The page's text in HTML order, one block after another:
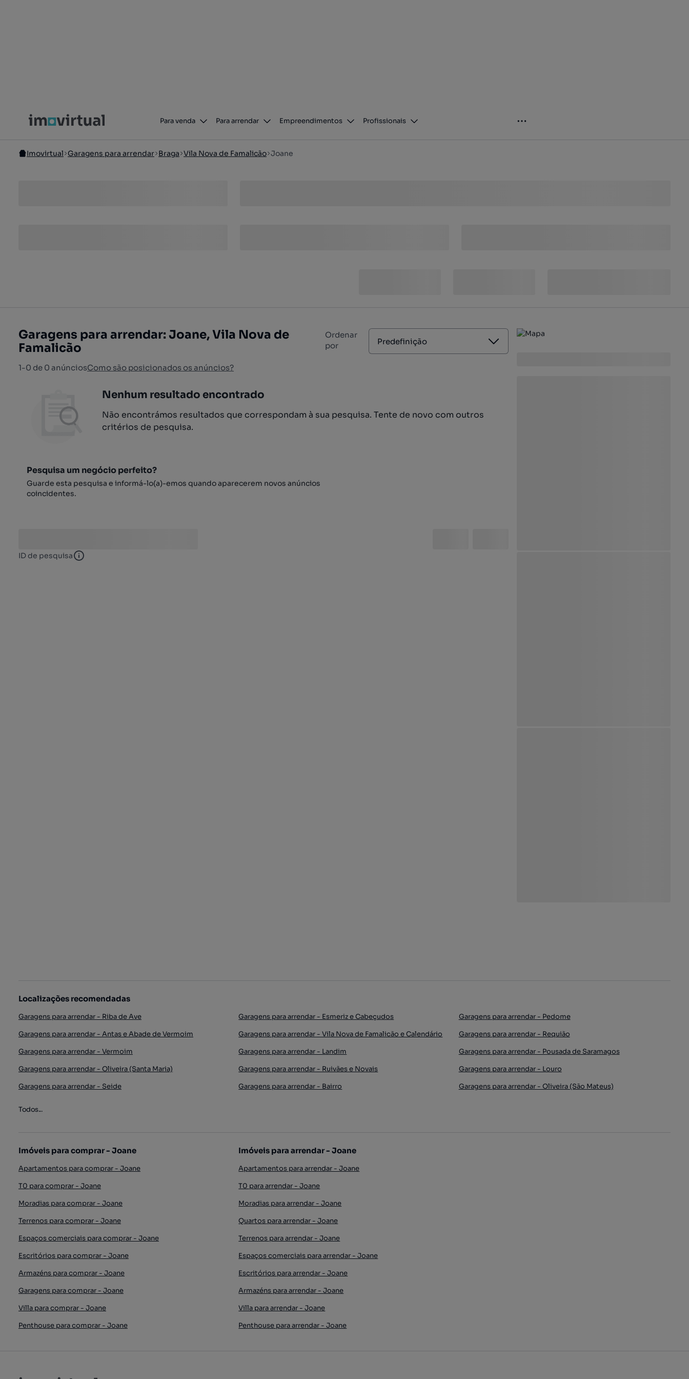
Para venda Para arrendar Empreendimentos Profissionais
Imovirtual Garagens para arrendar Braga Vila Nova de Famalicão Joane
Garagens para arrendar: Joane, Vila Nova de
Famalicão
1-0 de 0 anúnciosComo são posicionados os anúncios?
Ordenar
por
Predefinição
Nenhum resultado encontrado
Não encontrámos resultados que correspondam à sua pesquisa. Tente de novo com outros
critérios de pesquisa.
Pesquisa um negócio perfeito?
Guarde esta pesquisa e informá-lo(a)-emos quando aparecerem novos anúncios
coincidentes.
ID de pesquisa ID de pesquisa
Localizações recomendadas
Garagens para arrendar - Riba de Ave Garagens para arrendar - Esmeriz e Cabeçudos
Garagens para arrendar - Pedome
Garagens para arrendar - Antas e Abade de Vermoim
Garagens para arrendar - Vila Nova de Famalicão e Calendário
Garagens para arrendar - Requião
Garagens para arrendar - Vermoim
Garagens para arrendar - Landim
Garagens para arrendar - Pousada de Saramagos
Garagens para arrendar - Oliveira (Santa Maria)
Garagens para arrendar - Ruivães e Novais
Garagens para arrendar - Louro
Garagens para arrendar - Seide
Garagens para arrendar - Bairro Garagens para arrendar - Oliveira (São Mateus)
Todos...
Imóveis para comprar - Joane
Apartamentos para comprar - Joane
T0 para comprar - Joane
Moradias para comprar - Joane
Terrenos para comprar - Joane
Espaços comerciais para comprar - Joane
Escritórios para comprar - Joane
Armazéns para comprar - Joane
Garagens para comprar - Joane
Villa para comprar - Joane
Penthouse para comprar - Joane
Imóveis para arrendar - Joane
Apartamentos para arrendar - Joane
T0 para arrendar - Joane
Moradias para arrendar - Joane
Quartos para arrendar - Joane
Terrenos para arrendar - Joane
Espaços comerciais para arrendar - Joane
Escritórios para arrendar - Joane
Armazéns para arrendar - Joane
Villa para arrendar - Joane
Penthouse para arrendar - Joane